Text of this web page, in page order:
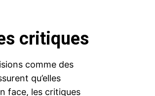
critiques
comme des
qu’elles
face, les critiques